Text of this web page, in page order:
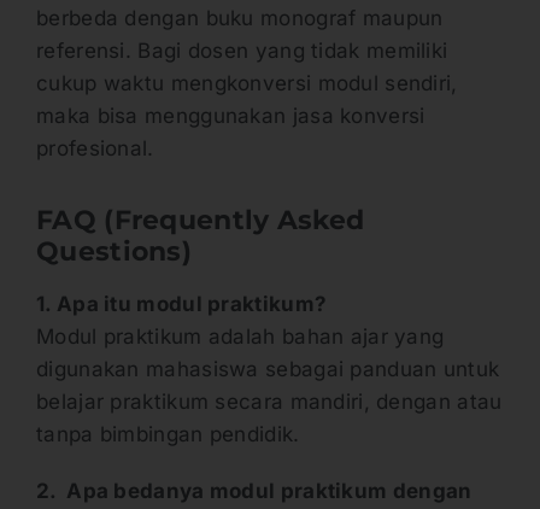
berbeda dengan buku monograf maupun
referensi. Bagi dosen yang tidak memiliki
cukup waktu mengkonversi modul sendiri,
maka bisa menggunakan jasa konversi
profesional.
FAQ (Frequently Asked
Questions)
1. Apa itu modul praktikum?
Modul praktikum adalah bahan ajar yang
digunakan mahasiswa sebagai panduan untuk
belajar praktikum secara mandiri, dengan atau
tanpa bimbingan pendidik.
2. Apa bedanya modul praktikum dengan